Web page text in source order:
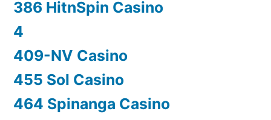
386 HitnSpin Casino
4
409-NV Casino
455 Sol Casino
464 Spinanga Casino